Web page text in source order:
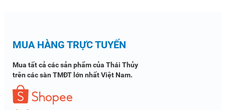
MUA HÀNG TRỰC TUYẾN
Mua tất cả các sản phẩm của Thái Thủy
trên các sàn TMĐT lớn nhất Việt Nam.